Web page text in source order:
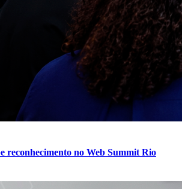
reconhecimento no Web Summit Rio